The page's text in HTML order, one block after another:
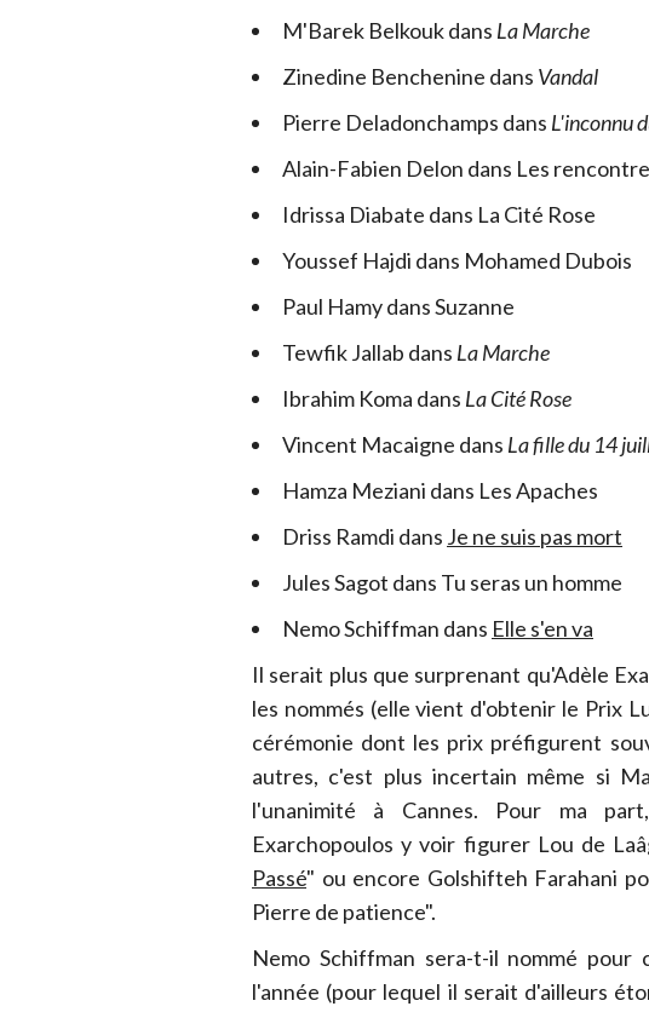
M'Barek Belkouk dans La Marche
Zinedine Benchenine dans Vandal
Pierre Deladonchamps dans L'inconnu
Alain-Fabien Delon dans Les
Idrissa Diabate dans La Cité Rose
Youssef Hajdi dans Mohamed Dubois
Paul Hamy dans Suzanne
Tewfik Jallab dans La Marche
Ibrahim Koma dans La Cité Rose
Vincent Macaigne dans La fille du 14
Hamza Meziani dans Les Apaches
Driss Ramdi dans Je ne suis pas mort
Jules Sagot dans Tu seras un homme
Nemo Schiffman dans Elle s'en va
Il serait plus que surprenant qu'Adèle
les nommés (elle vient d'obtenir le Prix
cérémonie dont les prix préfigurent
autres, c'est plus incertain même si
l'unanimité à Cannes. Pour ma
Exarchopoulos y voir figurer Lou de
Passé" ou encore Golshifteh Farahani
Pierre de patience".
Nemo Schiffman sera-t-il nommé
l'année (pour lequel il serait d'ailleurs